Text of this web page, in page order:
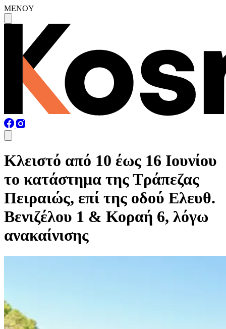
MENOY
Κλειστό από 10 έως 16 Ιουνίου
το κατάστημα της Τράπεζας
Πειραιώς, επί της οδού Ελευθ.
Βενιζέλου 1 & Κοραή 6, λόγω
ανακαίνισης